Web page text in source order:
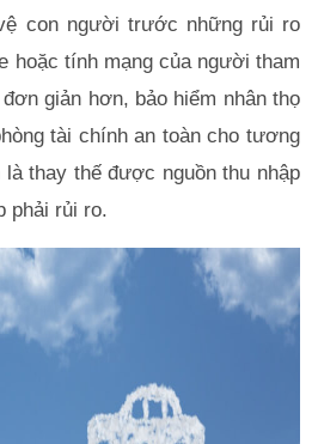
con người trước những rủi ro
hoặc tính mạng của người tham
giản hơn, bảo hiểm nhân thọ
tài chính an toàn cho tương
thay thế được nguồn thu nhập
phải rủi ro.